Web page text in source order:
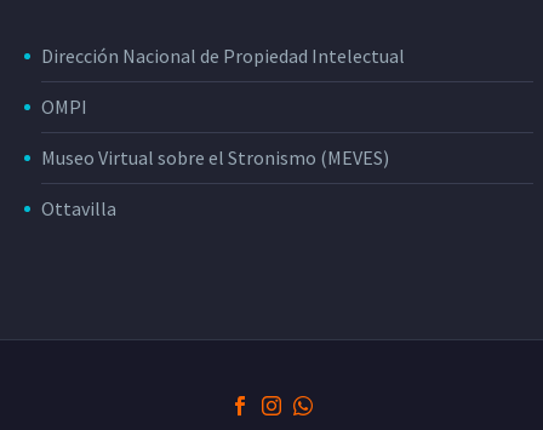
Dirección Nacional de Propiedad Intelectual
OMPI
Museo Virtual sobre el Stronismo (MEVES)
Ottavilla